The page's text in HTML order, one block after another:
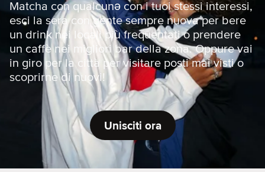
Matcha con qualcunə con i tuoi stessi interessi,
esci la sera con gente sempre nuova per bere
un drink nei locali più frequentati o prendere
un caffè nei migliori bar della zona. Oppure vai
in giro per la città per visitare posti mai visti o
scoprirne di nuovi!
Unisciti ora